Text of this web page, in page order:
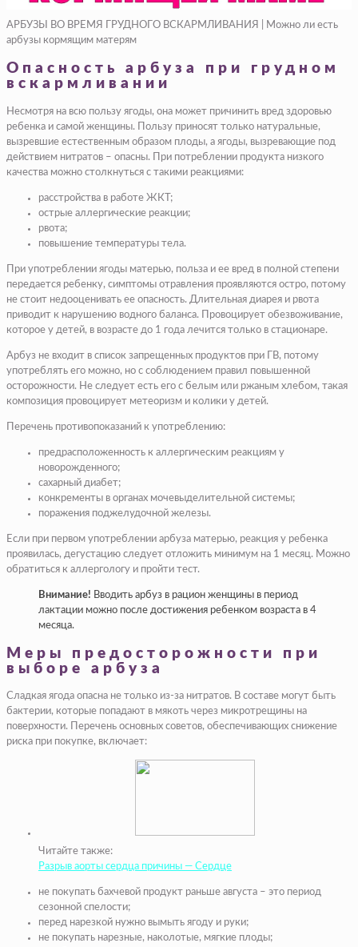
АРБУЗЫ ВО ВРЕМЯ ГРУДНОГО ВСКАРМЛИВАНИЯ | Можно ли есть
арбузы кормящим матерям
Опасность арбуза при грудном
вскармливании
Несмотря на всю пользу ягоды, она может причинить вред здоровью
ребенка и самой женщины. Пользу приносят только натуральные,
вызревшие естественным образом плоды, а ягоды, вызревающие под
действием нитратов – опасны. При потреблении продукта низкого
качества можно столкнуться с такими реакциями:
расстройства в работе ЖКТ;
острые аллергические реакции;
рвота;
повышение температуры тела.
При употреблении ягоды матерью, польза и ее вред в полной степени
передается ребенку, симптомы отравления проявляются остро, потому
не стоит недооценивать ее опасность. Длительная диарея и рвота
приводит к нарушению водного баланса. Провоцирует обезвоживание,
которое у детей, в возрасте до 1 года лечится только в стационаре.
Арбуз не входит в список запрещенных продуктов при ГВ, потому
употреблять его можно, но с соблюдением правил повышенной
осторожности. Не следует есть его с белым или ржаным хлебом, такая
композиция провоцирует метеоризм и колики у детей.
Перечень противопоказаний к употреблению:
предрасположенность к аллергическим реакциям у
новорожденного;
сахарный диабет;
конкременты в органах мочевыделительной системы;
поражения поджелудочной железы.
Если при первом употреблении арбуза матерью, реакция у ребенка
проявилась, дегустацию следует отложить минимум на 1 месяц. Можно
обратиться к аллергологу и пройти тест.
Внимание! Вводить арбуз в рацион женщины в период
лактации можно после достижения ребенком возраста в 4
месяца.
Меры предосторожности при
выборе арбуза
Сладкая ягода опасна не только из-за нитратов. В составе могут быть
бактерии, которые попадают в мякоть через микротрещины на
поверхности. Перечень основных советов, обеспечивающих снижение
риска при покупке, включает:
Читайте также:
Разрыв аорты сердца причины — Сердце
не покупать бахчевой продукт раньше августа – это период
сезонной спелости;
перед нарезкой нужно вымыть ягоду и руки;
не покупать нарезные, наколотые, мягкие плоды;